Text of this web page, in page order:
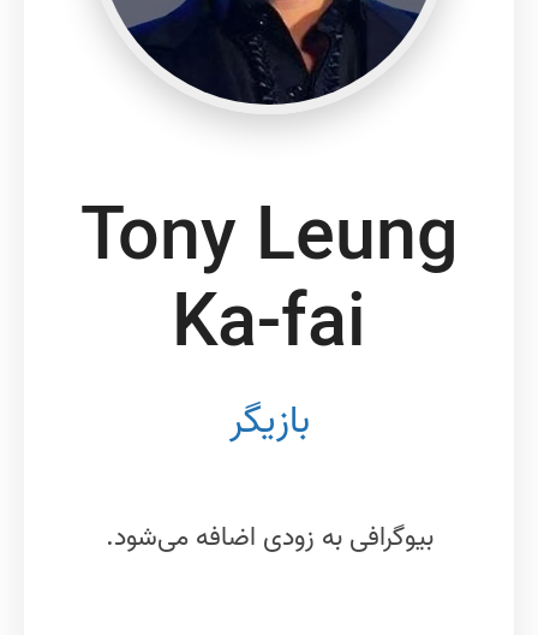
Tony Leung
Ka-fai
بازیگر
بیوگرافی به زودی اضافه می‌شود.